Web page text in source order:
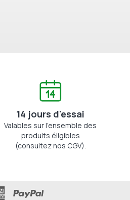
14 jours d'essai
Valables sur l'ensemble des
produits éligibles
(consultez nos CGV).